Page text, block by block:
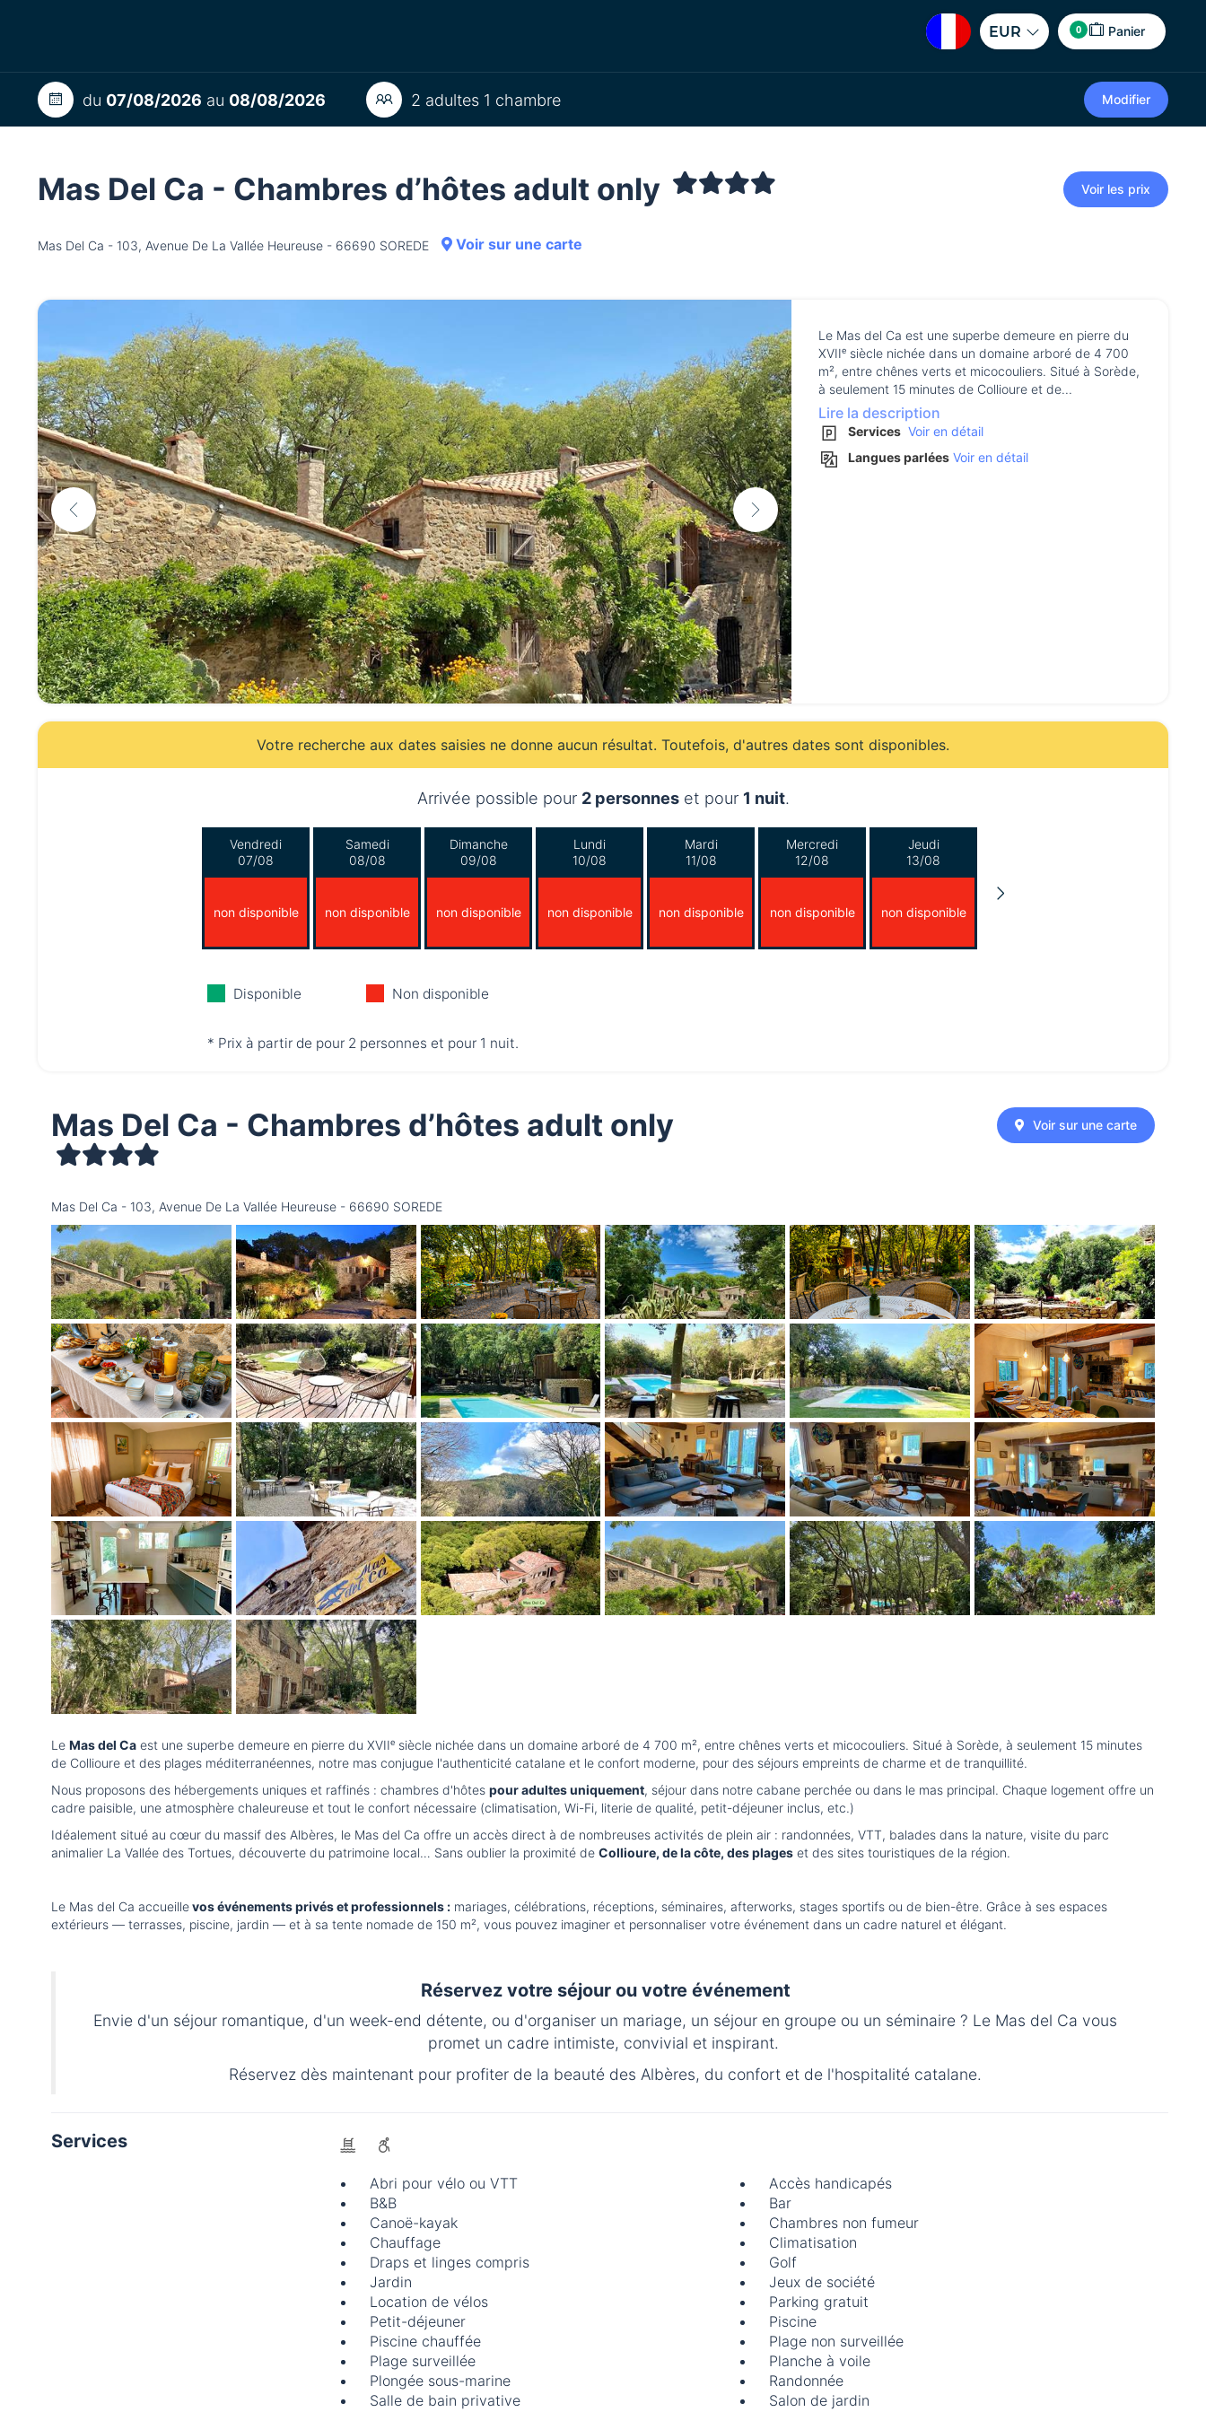
EUR 0 Panier
du 07/08/2026 au 08/08/2026 2 adultes 1 chambre Modifier
Mas Del Ca - Chambres d’hôtes adult only
Mas Del Ca - 103, Avenue De La Vallée Heureuse - 66690 SOREDE Voir sur une carte
Voir les prix
Le Mas del Ca est une superbe demeure en pierre du
XVIIᵉ siècle nichée dans un domaine arboré de 4 700
m², entre chênes verts et micocouliers. Situé à Sorède,
à seulement 15 minutes de Collioure et de...
Lire la description
Services Voir en détail
Langues parlées Voir en détail
Votre recherche aux dates saisies ne donne aucun résultat. Toutefois, d'autres dates sont disponibles.
Arrivée possible pour 2 personneset pour 1 nuit.
Vendredi
07/08
non disponible
Samedi
08/08
non disponible
Dimanche
09/08
non disponible
Lundi
10/08
non disponible
Mardi
11/08
non disponible
Mercredi
12/08
non disponible
Jeudi
13/08
non disponible
Disponible Non disponible
* Prix à partir de pour 2 personnes et pour 1 nuit.
Mas Del Ca - Chambres d’hôtes adult only
Mas Del Ca - 103, Avenue De La Vallée Heureuse - 66690 SOREDE
Voir sur une carte
Le Mas del Ca est une superbe demeure en pierre du XVIIᵉ siècle nichée dans un domaine arboré de 4 700 m², entre chênes verts et micocouliers. Situé à Sorède, à seulement 15 minutes
de Collioure et des plages méditerranéennes, notre mas conjugue l'authenticité catalane et le confort moderne, pour des séjours empreints de charme et de tranquillité.
Nous proposons des hébergements uniques et raffinés : chambres d'hôtes pour adultes uniquement, séjour dans notre cabane perchée ou dans le mas principal. Chaque logement offre un
cadre paisible, une atmosphère chaleureuse et tout le confort nécessaire (climatisation, Wi-Fi, literie de qualité, petit-déjeuner inclus, etc.)
Idéalement situé au cœur du massif des Albères, le Mas del Ca offre un accès direct à de nombreuses activités de plein air : randonnées, VTT, balades dans la nature, visite du parc
animalier La Vallée des Tortues, découverte du patrimoine local… Sans oublier la proximité de Collioure, de la côte, des plages et des sites touristiques de la région.
Le Mas del Ca accueillevos événements privés et professionnels : mariages, célébrations, réceptions, séminaires, afterworks, stages sportifs ou de bien-être. Grâce à ses espaces
extérieurs — terrasses, piscine, jardin — et à sa tente nomade de 150 m², vous pouvez imaginer et personnaliser votre événement dans un cadre naturel et élégant.
Réservez votre séjour ou votre événement
Envie d'un séjour romantique, d'un week-end détente, ou d'organiser un mariage, un séjour en groupe ou un séminaire ? Le Mas del Ca vous
promet un cadre intimiste, convivial et inspirant.
Réservez dès maintenant pour profiter de la beauté des Albères, du confort et de l'hospitalité catalane.
Services
Abri pour vélo ou VTT
Accès handicapés
B&B
Bar
Canoë-kayak
Chambres non fumeur
Chauffage
Climatisation
Draps et linges compris
Golf
Jardin
Jeux de société
Location de vélos
Parking gratuit
Petit-déjeuner
Piscine
Piscine chauffée
Plage non surveillée
Plage surveillée
Planche à voile
Plongée sous-marine
Randonnée
Salle de bain privative
Salon de jardin